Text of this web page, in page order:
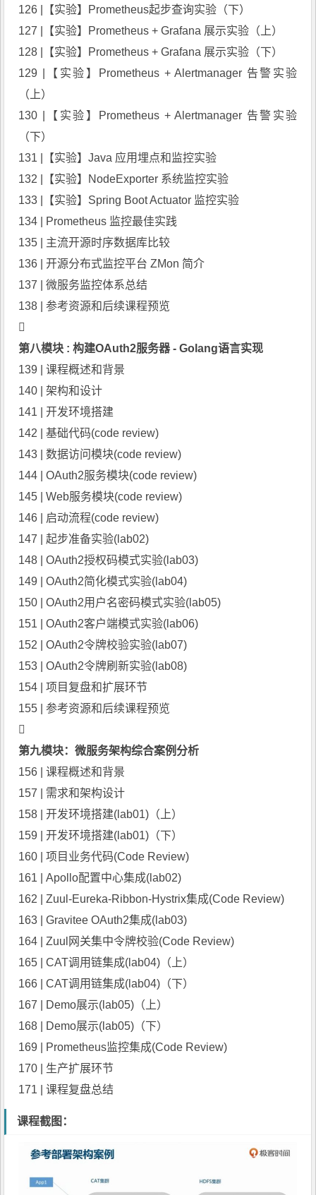
126 |【实验】Prometheus起步查询实验（下）
127 |【实验】Prometheus + Grafana 展示实验（上）
128 |【实验】Prometheus + Grafana 展示实验（下）
129 |【实验】Prometheus + Alertmanager 告警实验
（上）
130 |【实验】Prometheus + Alertmanager 告警实验
（下）
131 |【实验】Java 应用埋点和监控实验
132 |【实验】NodeExporter 系统监控实验
133 |【实验】Spring Boot Actuator 监控实验
134 | Prometheus 监控最佳实践
135 | 主流开源时序数据库比较
136 | 开源分布式监控平台 ZMon 简介
137 | 微服务监控体系总结
138 | 参考资源和后续课程预览

第八模块 : 构建OAuth2服务器 - Golang语言实现
139 | 课程概述和背景
140 | 架构和设计
141 | 开发环境搭建
142 | 基础代码(code review)
143 | 数据访问模块(code review)
144 | OAuth2服务模块(code review)
145 | Web服务模块(code review)
146 | 启动流程(code review)
147 | 起步准备实验(lab02)
148 | OAuth2授权码模式实验(lab03)
149 | OAuth2简化模式实验(lab04)
150 | OAuth2用户名密码模式实验(lab05)
151 | OAuth2客户端模式实验(lab06)
152 | OAuth2令牌校验实验(lab07)
153 | OAuth2令牌刷新实验(lab08)
154 | 项目复盘和扩展环节
155 | 参考资源和后续课程预览

第九模块：微服务架构综合案例分析
156 | 课程概述和背景
157 | 需求和架构设计
158 | 开发环境搭建(lab01)（上）
159 | 开发环境搭建(lab01)（下）
160 | 项目业务代码(Code Review)
161 | Apollo配置中心集成(lab02)
162 | Zuul-Eureka-Ribbon-Hystrix集成(Code Review)
163 | Gravitee OAuth2集成(lab03)
164 | Zuul网关集中令牌校验(Code Review)
165 | CAT调用链集成(lab04)（上）
166 | CAT调用链集成(lab04)（下）
167 | Demo展示(lab05)（上）
168 | Demo展示(lab05)（下）
169 | Prometheus监控集成(Code Review)
170 | 生产扩展环节
171 | 课程复盘总结
课程截图：